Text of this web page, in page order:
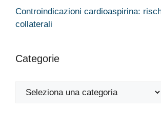
Controindicazioni cardioaspirina:
collaterali
Categorie
Categorie